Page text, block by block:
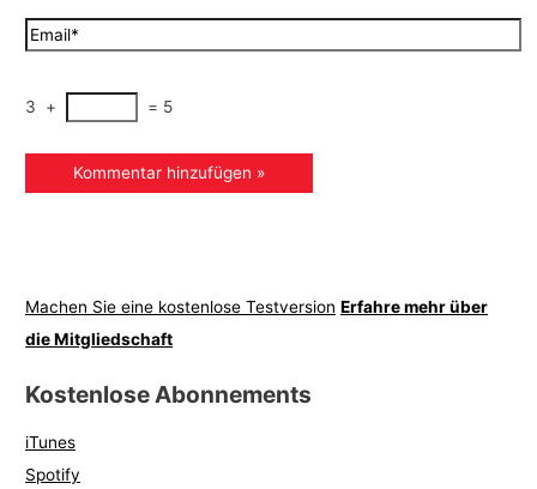
3 + = 5
Machen Sie eine kostenlose Testversion Erfahre mehr über
die Mitgliedschaft
Kostenlose Abonnements
iTunes
Spotify